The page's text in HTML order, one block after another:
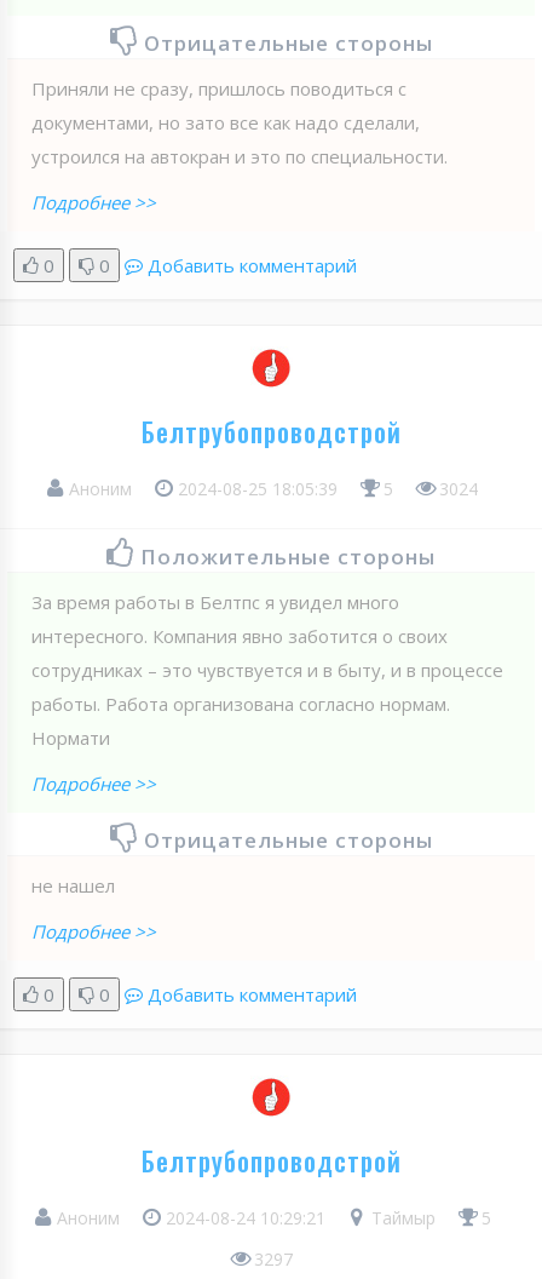
Отрицательные стороны
Приняли не сразу, пришлось поводиться с
документами, но зато все как надо сделали,
устроился на автокран и это по специальности.
Подробнее >>
0 0 Добавить комментарий
Белтрубопроводстрой
Аноним 2024-08-25 18:05:39 5 3024
Положительные стороны
За время работы в Белтпс я увидел много
интересного. Компания явно заботится о своих
сотрудниках – это чувствуется и в быту, и в процессе
работы. Работа организована согласно нормам.
Нормати
Подробнее >>
Отрицательные стороны
не нашел
Подробнее >>
0 0 Добавить комментарий
Белтрубопроводстрой
Аноним 2024-08-24 10:29:21 Таймыр
5
3297